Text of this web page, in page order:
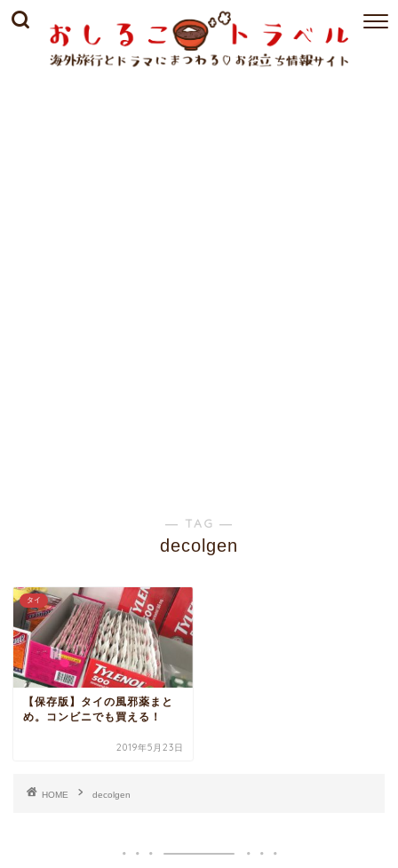
― TAG ―
decolgen
タイ
【保存版】タイの風邪薬まと
め。コンビニでも買える！
2019年5月23日
HOME decolgen